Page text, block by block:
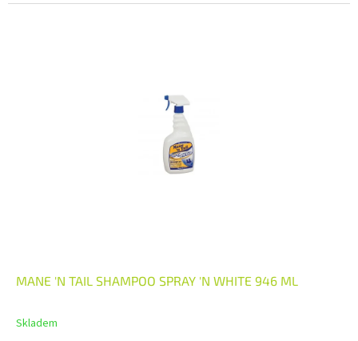
MANE 'N TAIL SHAMPOO SPRAY 'N WHITE 946 ML
Skladem